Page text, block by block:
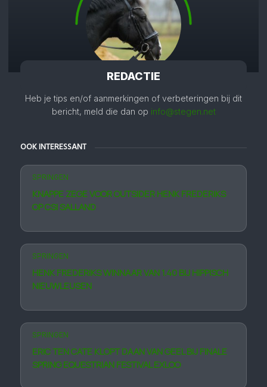
REDACTIE
Heb je tips en/of aanmerkingen of verbeteringen bij dit
bericht, meld die dan op info@stegen.net
OOK INTERESSANT
SPRINGEN
KNAPPE ZEGE VOOR OUTSIDER HENK FREDERIKS
OP CSI SALLAND
SPRINGEN
HENK FREDERIKS WINNAAR VAN 1.40 BIJ HIPPISCH
NIEUWLEUSEN
SPRINGEN
ERIC TEN CATE KLOPT DAAN VAN GEEL BIJ FINALE
SPRING EQUESTRIAN FESTIVAL EXLOO